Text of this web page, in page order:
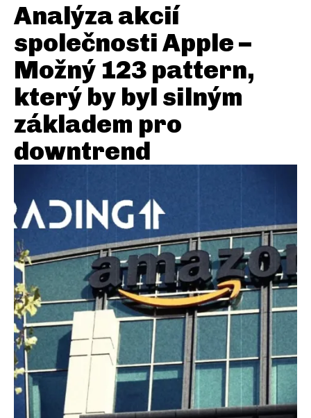
Analýza akcií
společnosti Apple –
Možný 123 pattern,
který by byl silným
základem pro
downtrend